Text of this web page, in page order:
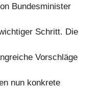
Bundesminister
Schritt. Die
Vorschläge
nun konkrete